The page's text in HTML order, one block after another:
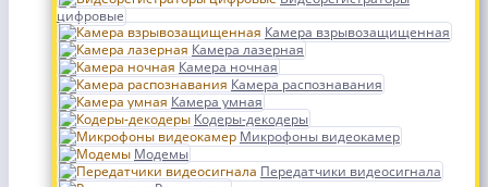
цифровые
Камера взрывозащищенная
Камера лазерная
Камера ночная
Камера распознавания
Камера умная
Кодеры-декодеры
Микрофоны видеокамер
Модемы
Передатчики видеосигнала